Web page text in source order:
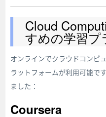
Cloud
すめの学習プ
オンラインでクラウドコンピ
ラットフォームが利用可能で
ました：
Coursera